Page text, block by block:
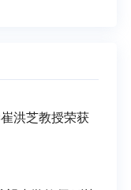
洪芝教授荣获